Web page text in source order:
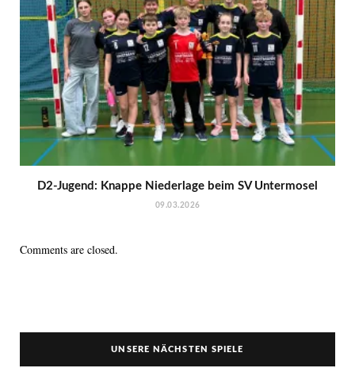
D2-Jugend: Knappe Niederlage beim SV Untermosel
09.03.2026
Comments are closed.
UNSERE NÄCHSTEN SPIELE